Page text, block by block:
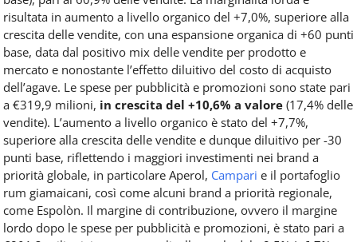
risultata in aumento a livello organico del +7,0%, superiore alla
crescita delle vendite, con una espansione organica di +60 punti
base, data dal positivo mix delle vendite per prodotto e
mercato e nonostante l’effetto diluitivo del costo di acquisto
dell’agave. Le spese per pubblicità e promozioni sono state pari
a €319,9 milioni, in crescita del +10,6% a valore (17,4% delle
vendite). L’aumento a livello organico è stato del +7,7%,
superiore alla crescita delle vendite e dunque diluitivo per -30
punti base, riflettendo i maggiori investimenti nei brand a
priorità globale, in particolare Aperol, Campari e il portafoglio
rum giamaicani, così come alcuni brand a priorità regionale,
come Espolòn. Il margine di contribuzione, ovvero il margine
lordo dopo le spese per pubblicità e promozioni, è stato pari a